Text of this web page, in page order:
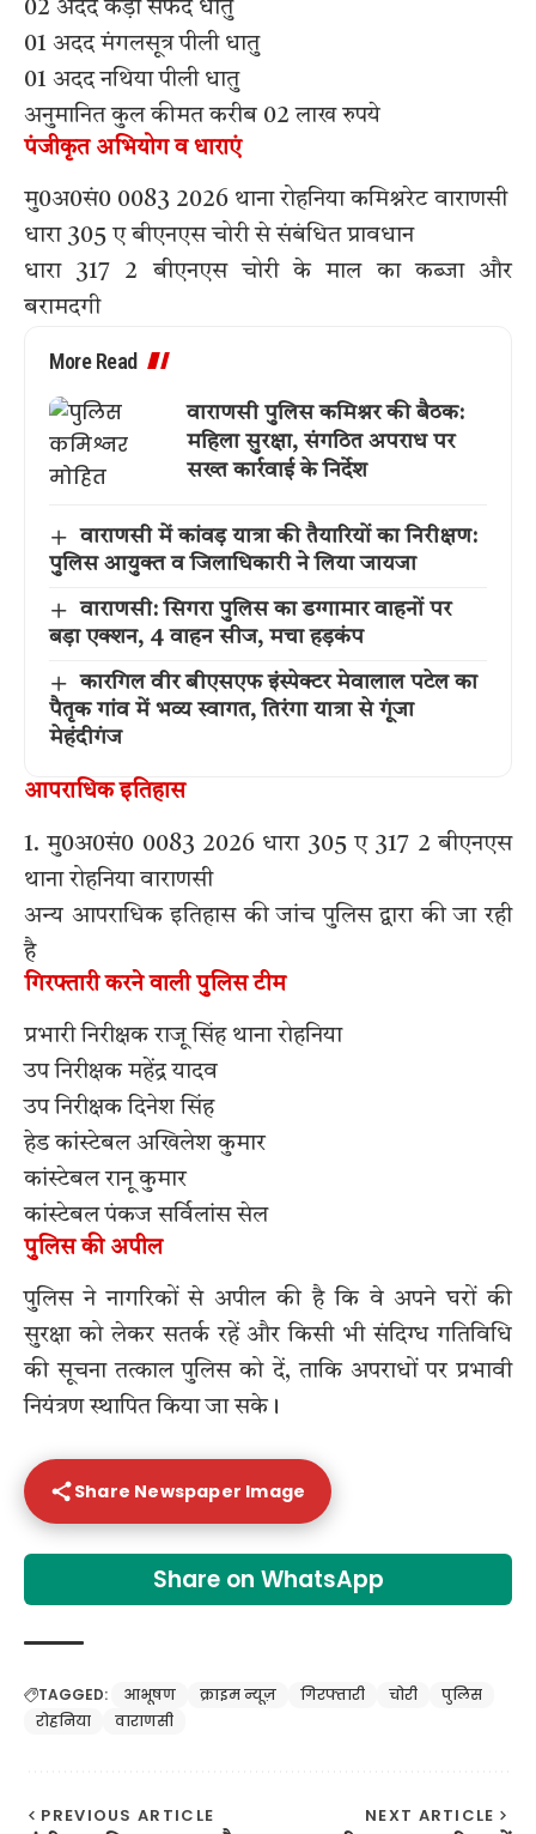
02 अदद कड़ा सफेद धातु
01 अदद मंगलसूत्र पीली धातु
01 अदद नथिया पीली धातु
अनुमानित कुल कीमत करीब 02 लाख रुपये
पंजीकृत अभियोग व धाराएं
मु0अ0सं0 0083 2026 थाना रोहनिया कमिश्नरेट वाराणसी
धारा 305 ए बीएनएस चोरी से संबंधित प्रावधान
धारा 317 2 बीएनएस चोरी के माल का कब्जा और
बरामदगी
More Read
वाराणसी पुलिस कमिश्नर की बैठक:
महिला सुरक्षा, संगठित अपराध पर
सख्त कार्रवाई के निर्देश
वाराणसी में कांवड़ यात्रा की तैयारियों का निरीक्षण:
पुलिस आयुक्त व जिलाधिकारी ने लिया जायजा
वाराणसी: सिगरा पुलिस का डग्गामार वाहनों पर
बड़ा एक्शन, 4 वाहन सीज, मचा हड़कंप
कारगिल वीर बीएसएफ इंस्पेक्टर मेवालाल पटेल का
पैतृक गांव में भव्य स्वागत, तिरंगा यात्रा से गूंजा
मेहंदीगंज
आपराधिक इतिहास
1. मु0अ0सं0 0083 2026 धारा 305 ए 317 2 बीएनएस
थाना रोहनिया वाराणसी
अन्य आपराधिक इतिहास की जांच पुलिस द्वारा की जा रही
है
गिरफ्तारी करने वाली पुलिस टीम
प्रभारी निरीक्षक राजू सिंह थाना रोहनिया
उप निरीक्षक महेंद्र यादव
उप निरीक्षक दिनेश सिंह
हेड कांस्टेबल अखिलेश कुमार
कांस्टेबल रानू कुमार
कांस्टेबल पंकज सर्विलांस सेल
पुलिस की अपील
पुलिस ने नागरिकों से अपील की है कि वे अपने घरों की
सुरक्षा को लेकर सतर्क रहें और किसी भी संदिग्ध गतिविधि
की सूचना तत्काल पुलिस को दें, ताकि अपराधों पर प्रभावी
नियंत्रण स्थापित किया जा सके।
Share Newspaper Image
Share on WhatsApp
TAGGED: आभूषण क्राइम न्यूज़ गिरफ्तारी चोरी
पुलिस
रोहनिया
वाराणसी
PREVIOUS ARTICLE NEXT ARTICLE